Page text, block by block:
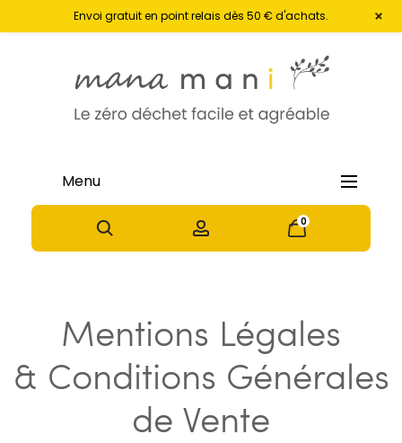
Menu
0
Mentions Légales
& Conditions Générales
de Vente
Envoi gratuit en point relais dès 50 € d'achats. +